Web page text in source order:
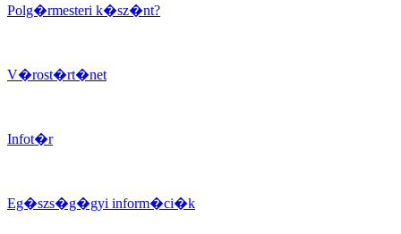
Polg�rmesteri k�sz�nt?
V�rost�rt�net
Infot�r
Eg�szs�g�gyi inform�ci�k